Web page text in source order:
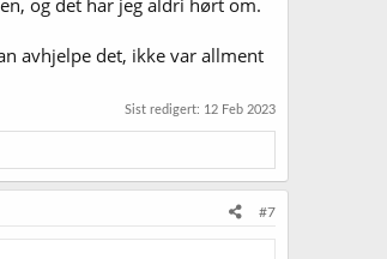
og det har jeg aldri hørt om.
avhjelpe det, ikke var allment
Sist redigert: 12 Feb 2023
#7